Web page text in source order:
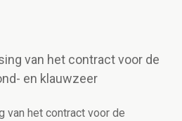
van het contract voor de
en klauwzeer
van het contract voor de